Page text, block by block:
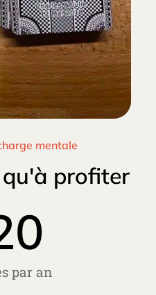
mentale
profiter
par an